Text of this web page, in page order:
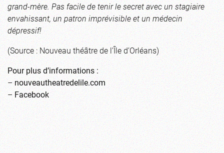
grand-mère. Pas facile de tenir le secret avec un stagiaire
envahissant, un patron imprévisible et un médecin
dépressif!
(Source : Nouveau théâtre de l’Île d’Orléans)
Pour plus d’informations :
–nouveautheatredelile.com
–Facebook